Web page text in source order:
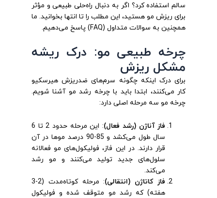
سالم استفاده کرد؟ اگر به دنبال راه‌حلی طبیعی و مؤثر
برای ریزش مو هستید، این مطلب را تا انتها بخوانید. ما
همچنین به سوالات متداول (FAQ) پاسخ می‌دهیم.
چرخه طبیعی مو: درک ریشه
مشکل ریزش
برای درک اینکه چگونه سرم‌های ضدریزش هیرسکیو
کار می‌کنند، ابتدا باید با چرخه رشد مو آشنا شویم.
چرخه مو سه مرحله اصلی دارد:
فاز آناژن (رشد فعال)
: این مرحله حدود 2 تا 6
سال طول می‌کشد و 85-90 درصد موها در آن
قرار دارند. در این فاز، فولیکول‌های مو فعالانه
سلول‌های جدید تولید می‌کنند و مو رشد
می‌کند.
فاز کاتاژن (انتقالی)
: مرحله کوتاه‌مدت (2-3
هفته) که رشد مو متوقف شده و فولیکول